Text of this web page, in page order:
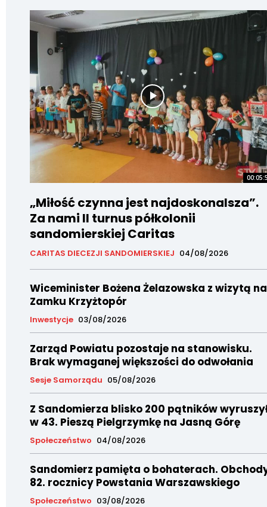
„Miłość czynna jest najdoskonalsza”.
Za nami II turnus półkolonii
sandomierskiej Caritas
CARITAS DIECEZJI SANDOMIERSKIEJ 04/08/2026
Wiceminister Bożena Żelazowska z wizytą na
Zamku Krzyżtopór
Inwestycje 03/08/2026
Zarząd Powiatu pozostaje na stanowisku.
Brak wymaganej większości do odwołania
Sesje Samorządu 05/08/2026
Z Sandomierza blisko 200 pątników
w 43. Pieszą Pielgrzymkę na Jasną Górę
Społeczeństwo 04/08/2026
Sandomierz pamięta o bohaterach.
82. rocznicy Powstania Warszawskiego
Społeczeństwo 03/08/2026